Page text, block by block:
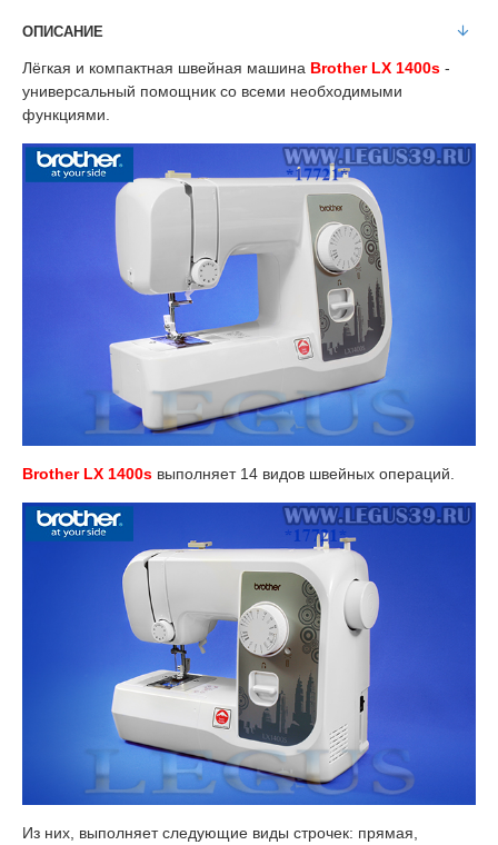
ОПИСАНИЕ
Лёгкая и компактная швейная машина Brother LX 1400s -
универсальный помощник со всеми необходимыми
функциями.
Brother LX 1400s выполняет 14 видов швейных операций.
Из них, выполняет следующие виды строчек: прямая,